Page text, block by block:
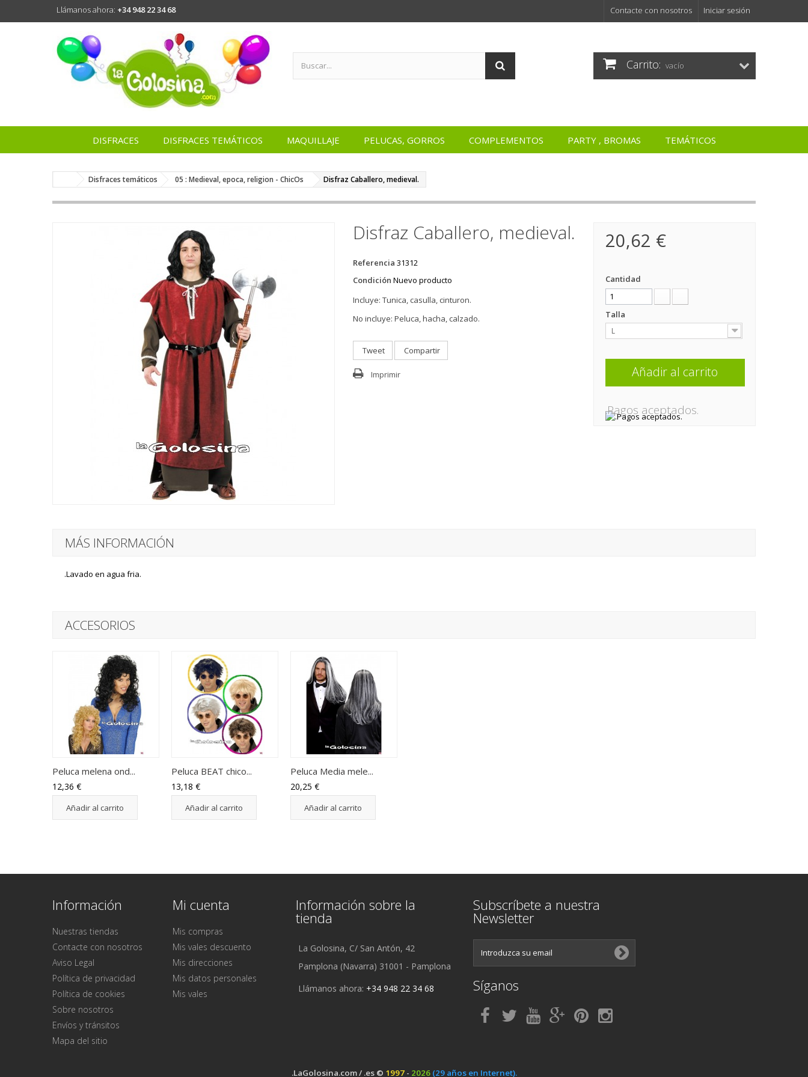
Iniciar sesión
Contacte con nosotros
Llámanos ahora: +34 948 22 34 68
Carrito: vacío
DISFRACES DISFRACES TEMÁTICOS MAQUILLAJE PELUCAS, GORROS COMPLEMENTOS PARTY , BROMAS TEMÁTICOS
Disfraces temáticos 05 : Medieval, epoca, religion - ChicOs Disfraz Caballero, medieval.
Disfraz Caballero, medieval.
Referencia 31312
Condición Nuevo producto
Incluye: Tunica, casulla, cinturon.
No incluye: Peluca, hacha, calzado.
Tweet Compartir
Imprimir
20,62 €
Cantidad
Talla
L
Añadir al carrito
.Pagos aceptados.
MÁS INFORMACIÓN
.Lavado en agua fria.
ACCESORIOS
Peluca melena ond...
12,36 €
Añadir al carrito
Peluca BEAT chico...
13,18 €
Añadir al carrito
Peluca Media mele...
20,25 €
Añadir al carrito
Información
Nuestras tiendas
Contacte con nosotros
Aviso Legal
Política de privacidad
Política de cookies
Sobre nosotros
Envíos y tránsitos
Mapa del sitio
Mi cuenta
Mis compras
Mis vales descuento
Mis direcciones
Mis datos personales
Mis vales
Información sobre la
tienda
La Golosina, C/ San Antón, 42
Pamplona (Navarra) 31001 - Pamplona
Llámanos ahora: +34 948 22 34 68
Subscríbete a nuestra
Newsletter
Síganos
.LaGolosina.com / .es © 1997- 2026 (29 años en Internet).